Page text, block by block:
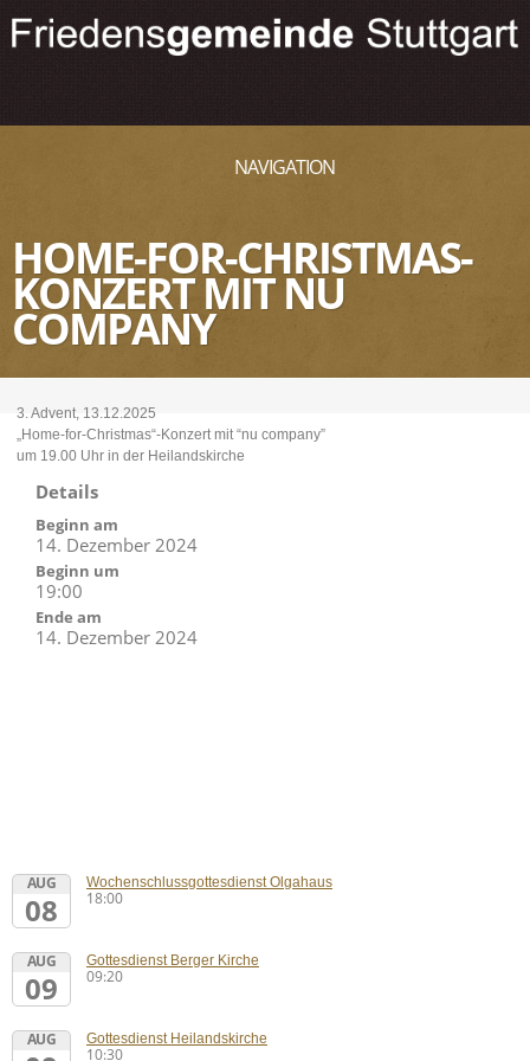
NAVIGATION
HOME-FOR-CHRISTMAS-
KONZERT MIT NU
COMPANY
3. Advent, 13.12.2025
„Home-for-Christmas“-Konzert mit “nu company”
um 19.00 Uhr in der Heilandskirche
Details
Beginn am
14. Dezember 2024
Beginn um
19:00
Ende am
14. Dezember 2024
AUG
08
Wochenschlussgottesdienst Olgahaus
18:00
AUG
09
Gottesdienst Berger Kirche
09:20
AUG Gottesdienst Heilandskirche
10:30